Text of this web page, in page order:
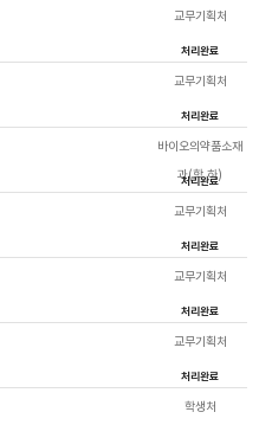
교무기획처
처리완료
교무기획처
처리완료
바이오의약품소재
과(학.하)
처리완료
교무기획처
처리완료
교무기획처
처리완료
교무기획처
처리완료
학생처